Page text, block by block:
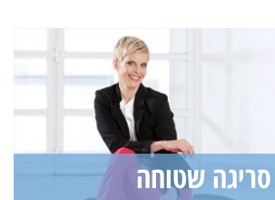
סריגה שטוחה